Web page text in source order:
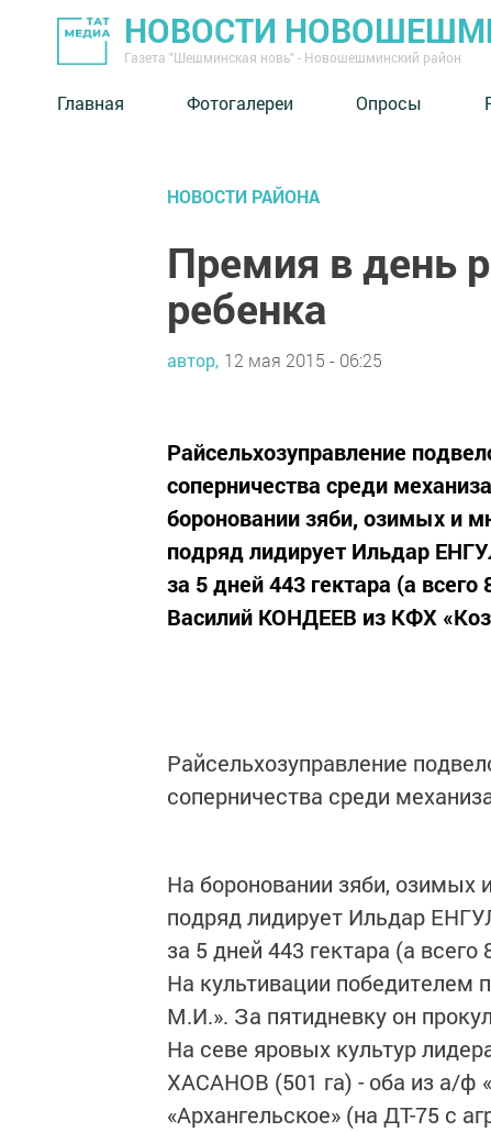
НОВОСТИ
Газета "Шешминская новь" - Новошешминский район
Главная Фотогалереи Опросы
НОВОСТИ РАЙОНА
Премия в день
ребенка
автор, 12 мая 2015 - 06:25
Райсельхозуправление
соперничества среди
бороновании зяби, озимых и
подряд лидирует Ильдар
за 5 дней 443 гектара (а
Василий КОНДЕЕВ из КФХ
Райсельхозуправление
соперничества среди
На бороновании зяби, озимых
подряд лидирует Ильдар
за 5 дней 443 гектара (а всего
На культивации
М.И.». За пятидневку он
На севе яровых культур
ХАСАНОВ (501 га) - оба из а/
«Архангельское» (на ДТ-75 с